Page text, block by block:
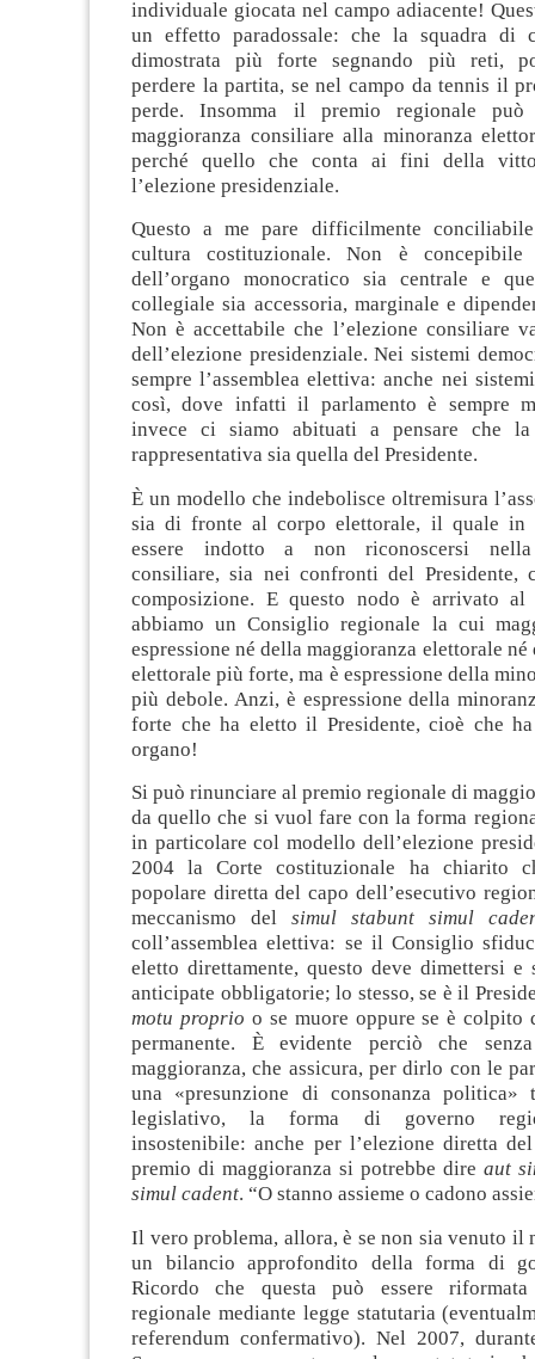
individuale giocata nel campo adiacente!
un effetto paradossale: che la squadra di
dimostrata più forte segnando più reti,
perdere la partita, se nel campo da tennis il
perde. Insomma il premio regionale può
maggioranza consiliare alla minoranza
perché quello che conta ai fini della
l’elezione presidenziale.
Questo a me pare difficilmente
cultura costituzionale. Non è concepibile
dell’organo monocratico sia centrale e
collegiale sia accessoria, marginale e
Non è accettabile che l’elezione consiliare
dell’elezione presidenziale. Nei sistemi
sempre l’assemblea elettiva: anche nei
così, dove infatti il parlamento è sempre
invece ci siamo abituati a pensare che
rappresentativa sia quella del Presidente.
È un modello che indebolisce oltremisura
sia di fronte al corpo elettorale, il quale in
essere indotto a non riconoscersi nella
consiliare, sia nei confronti del Presidente,
composizione. E questo nodo è arrivato al
abbiamo un Consiglio regionale la cui
espressione né della maggioranza elettorale
elettorale più forte, ma è espressione della
più debole. Anzi, è espressione della
forte che ha eletto il Presidente, cioè che
organo!
Si può rinunciare al premio regionale di
da quello che si vuol fare con la forma
in particolare col modello dell’elezione
2004 la Corte costituzionale ha chiarito
popolare diretta del capo dell’esecutivo
meccanismo del simul stabunt simul
coll’assemblea elettiva: se il Consiglio
eletto direttamente, questo deve dimettersi
anticipate obbligatorie; lo stesso, se è il
motu proprio o se muore oppure se è colpito
permanente. È evidente perciò che
maggioranza, che assicura, per dirlo con le
una «presunzione di consonanza politica»
legislativo, la forma di governo
insostenibile: anche per l’elezione diretta
premio di maggioranza si potrebbe dire aut
simul cadent. “O stanno assieme o cadono
Il vero problema, allora, è se non sia venuto il
un bilancio approfondito della forma di
Ricordo che questa può essere
regionale mediante legge statutaria
referendum confermativo). Nel 2007,